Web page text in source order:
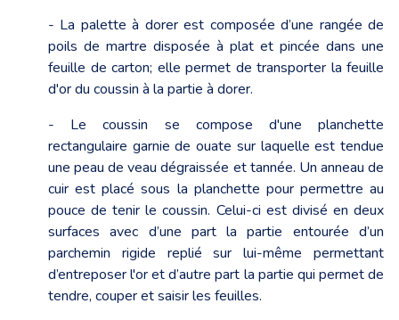
- La palette à dorer est composée d’une rangée de
poils de martre disposée à plat et pincée dans une
feuille de carton; elle permet de transporter la feuille
d'or du coussin à la partie à dorer.
- Le coussin se compose d'une planchette
rectangulaire garnie de ouate sur laquelle est tendue
une peau de veau dégraissée et tannée. Un anneau de
cuir est placé sous la planchette pour permettre au
pouce de tenir le coussin. Celui-ci est divisé en deux
surfaces avec d’une part la partie entourée d’un
parchemin rigide replié sur lui-même permettant
d’entreposer l'or et d’autre part la partie qui permet de
tendre, couper et saisir les feuilles.